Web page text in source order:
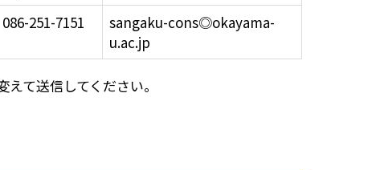
086-251-7151
sangaku-cons◎okayama-
u.ac.jp
て送信してください。